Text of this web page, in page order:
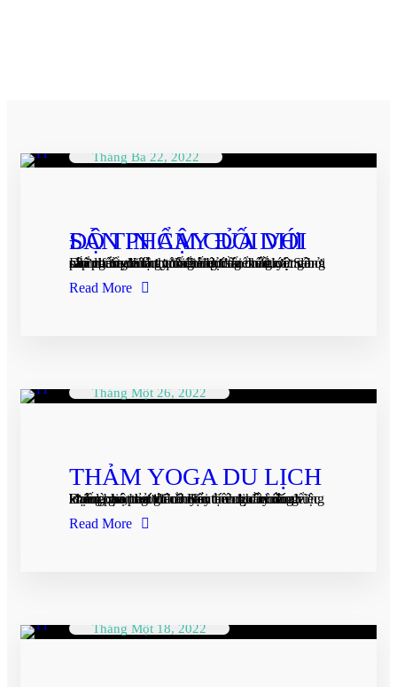
Tháng Ba 22, 2022
ĐỘ TIN CẬY ĐỐI VỚI SẢN PHẨM CỦA DHI
Dhi lifestyle là thương hiệu sản xuất các dòng sản phẩm đã được kiểm chứng chất lượng bởi những tổ chức uy tín hàng đầu thế giới. Sản phẩm của chúng tôi đã được kiểm duyệt và cấp chứng nhận quốc tế bởi tổ chức...
Read More
Tháng Một 26, 2022
THẢM YOGA DU LỊCH
Bạn là một người có đam mê đi đây đó để khám phá, thư giãn hoặc tìm cho mình những không gian mới nhằm tái tạo nguồn năng lượng cho bản thân? Hay tính chất công việc khiến bạn phải di chuyển liên tục nhiều...
Read More
Tháng Một 18, 2022